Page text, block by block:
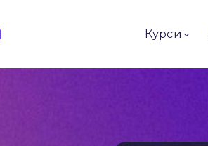
Курси